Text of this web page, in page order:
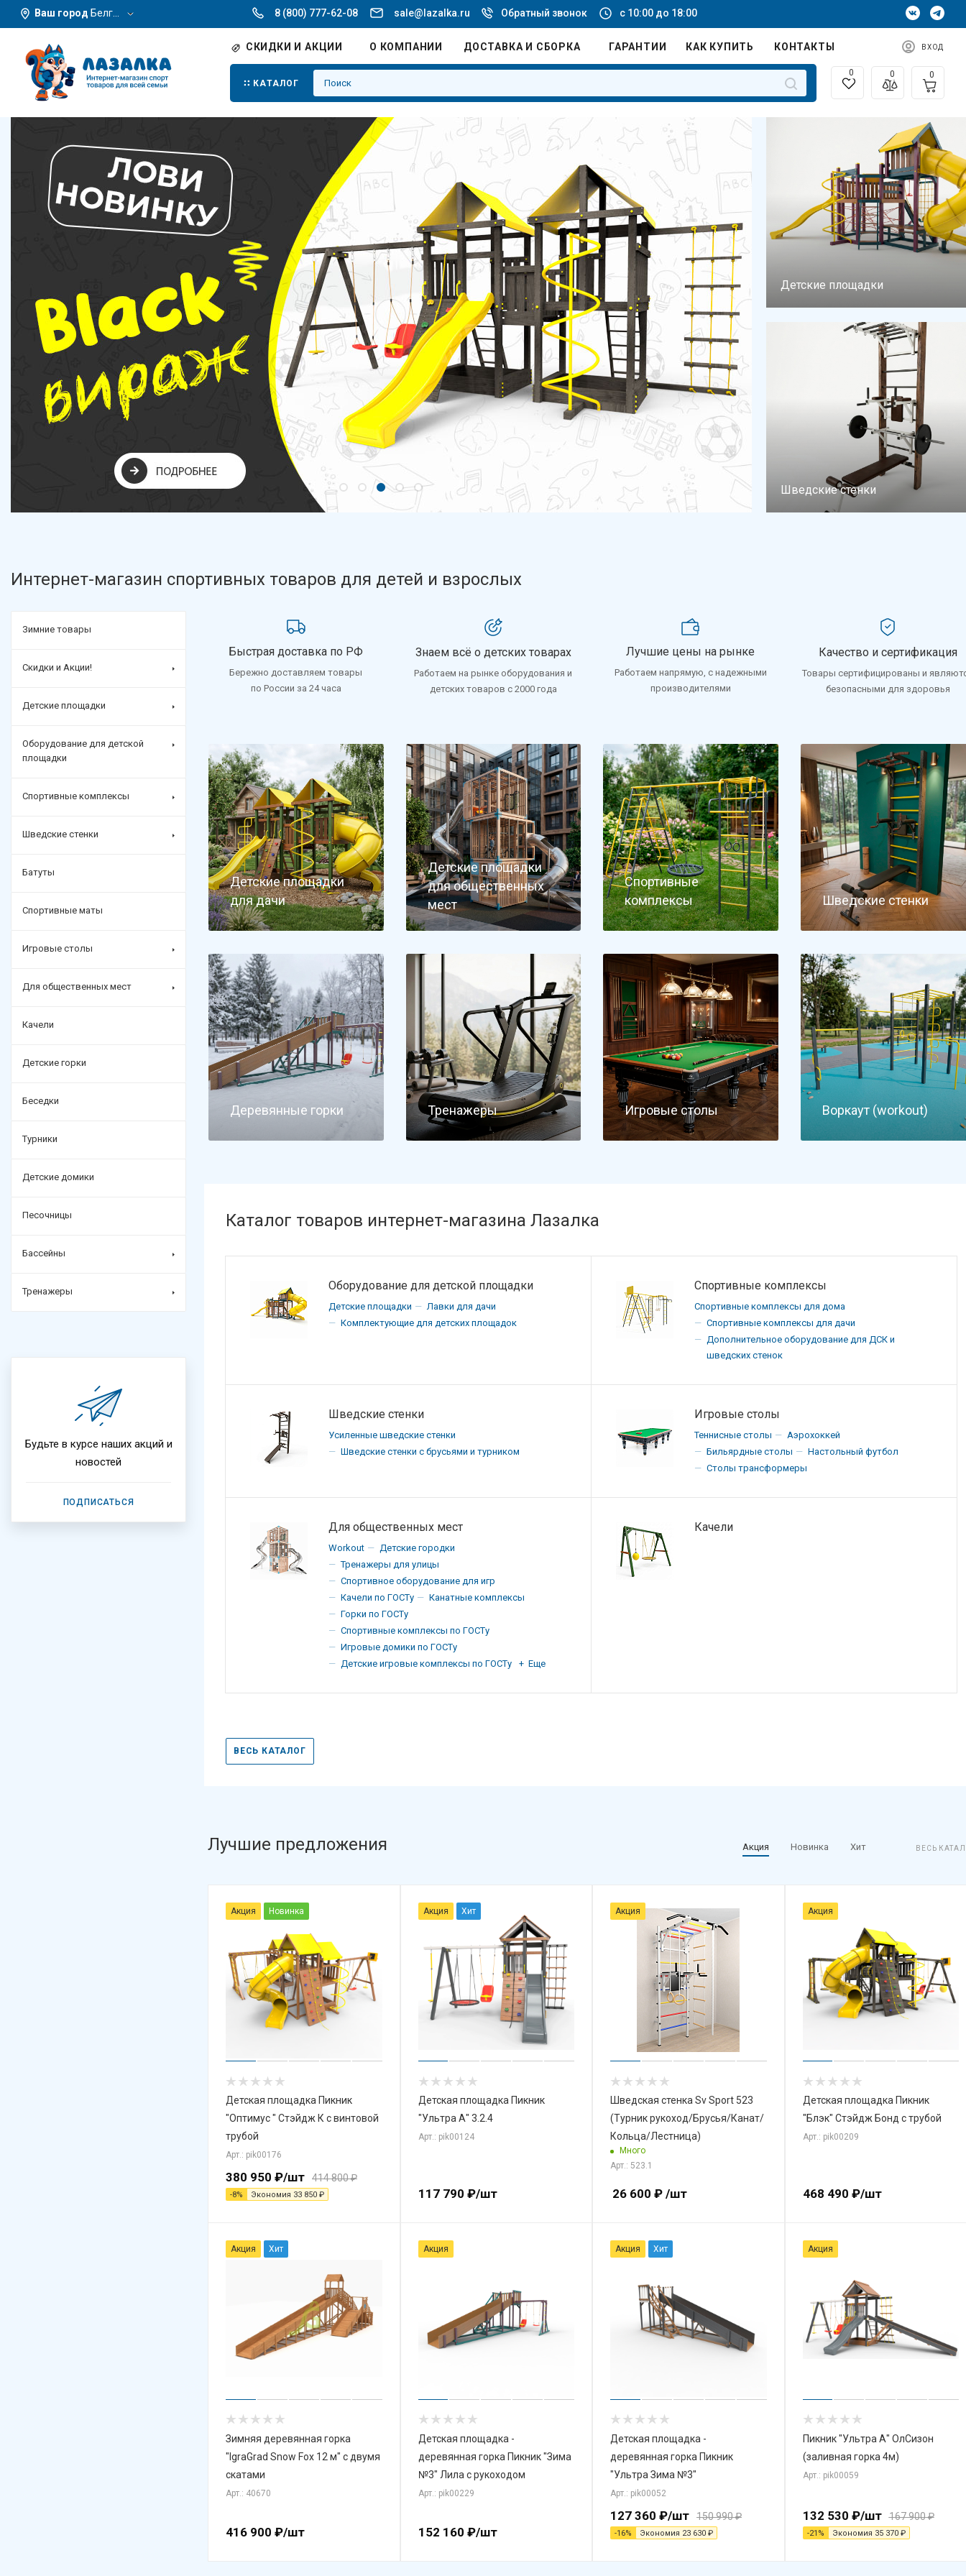
Ваш город Белгород 8 (800) 777-62-08 sale@lazalka.ru Обратный звонок с 10:00 до 18:00
СКИДКИ И АКЦИИ О КОМПАНИИ ДОСТАВКА И СБОРКА ГАРАНТИИ КАК КУПИТЬ КОНТАКТЫ ВХОД
КАТАЛОГ
0 0 0
Детские площадки
Шведские стенки
Интернет-магазин спортивных товаров для детей и взрослых
Быстрая доставка по РФ
Бережно доставляем товары
по России за 24 часа
Знаем всё о детских товарах
Работаем на рынке оборудования и
детских товаров с 2000 года
Лучшие цены на рынке
Работаем напрямую, с надежными
производителями
Качество и сертификация
Товары сертифицированы и
безопасными для здоровья
Детские площадки
для дачи
Детские площадки
для общественных
мест
Спортивные
комплексы
Шведские стенки
Деревянные горки Тренажеры Игровые столы Воркаут (workout)
Каталог товаров интернет-магазина Лазалка
ВЕСЬ КАТАЛОГ
Оборудование для детской площадки
Детские площадки
Лавки для дачи
Комплектующие для детских площадок
Спортивные комплексы
Спортивные комплексы для дома
Спортивные комплексы для дачи
Дополнительное оборудование для ДСК и
шведских стенок
Шведские стенки
Усиленные шведские стенки
Шведские стенки с брусьями и турником
Игровые столы
Теннисные столы
Аэрохоккей
Бильярдные столы
Настольный футбол
Столы трансформеры
Для общественных мест
Workout
Детские городки
Тренажеры для улицы
Спортивное оборудование для игр
Качели по ГОСТу
Канатные комплексы
Горки по ГОСТу
Спортивные комплексы по ГОСТу
Игровые домики по ГОСТу
Детские игровые комплексы по ГОСТу
+ Еще
Качели
Лучшие предложения Акция Новинка Хит ВЕСЬ
Акция Новинка
Детская площадка Пикник
"Оптимус " Стэйдж К с винтовой
трубой
Арт.: pik00176
380 950 ₽/шт 414 800₽
-8% Экономия 33 850 ₽
Акция Хит
Детская площадка Пикник
"Ультра А" 3.2.4
Арт.: pik00124
117 790 ₽/шт
Акция
Шведская стенка Sv Sport 523
(Турник рукоход/Брусья/Канат/
Кольца/Лестница)
Много
Арт.: 523.1
26 600 ₽ /шт
Акция
Детская площадка Пикник
"Блэк" Стэйдж Бонд с трубой
Арт.: pik00209
468 490 ₽/шт
Акция Хит
Зимняя деревянная горка
"IgraGrad Snow Fox 12 м" с двумя
скатами
Арт.: 40670
416 900 ₽/шт
Акция
Детская площадка -
деревянная горка Пикник "Зима
№3" Лила с рукоходом
Арт.: pik00229
152 160 ₽/шт
Акция Хит
Детская площадка -
деревянная горка Пикник
"Ультра Зима №3"
Арт.: pik00052
127 360 ₽/шт 150 990₽
-16% Экономия 23 630 ₽
Акция
Пикник "Ультра А" ОлСизон
(заливная горка 4м)
Арт.: pik00059
132 530 ₽/шт 167 900₽
-21 % Экономия 35 370₽
Зимние товары
Скидки и Акции!
Детские площадки
Оборудование для детской
площадки
Спортивные комплексы
Шведские стенки
Батуты
Спортивные маты
Игровые столы
Для общественных мест
Качели
Детские горки
Беседки
Турники
Детские домики
Песочницы
Бассейны
Тренажеры
Будьте в курсе наших акций и
новостей
ПОДПИСАТЬСЯ